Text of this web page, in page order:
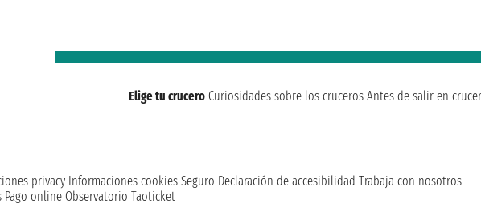
Elige tu crucero Curiosidades sobre los cruceros Antes de salir en
privacy Informaciones cookies Seguro Declaración de accesibilidad Trabaja con nosotros
Pago online Observatorio Taoticket